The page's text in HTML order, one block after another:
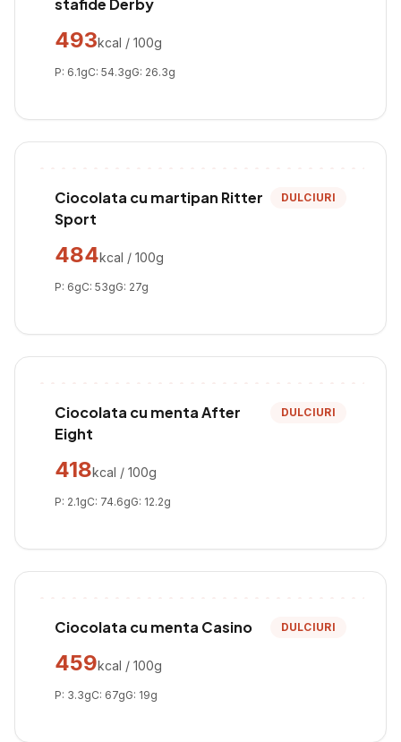
stafide Derby
493kcal / 100g
P: 6.1gC: 54.3gG: 26.3g
Ciocolata cu martipan Ritter
Sport
DULCIURI
484kcal / 100g
P: 6gC: 53gG: 27g
Ciocolata cu menta After
Eight
DULCIURI
418kcal / 100g
P: 2.1gC: 74.6gG: 12.2g
Ciocolata cu menta Casino DULCIURI
459kcal / 100g
P: 3.3gC: 67gG: 19g